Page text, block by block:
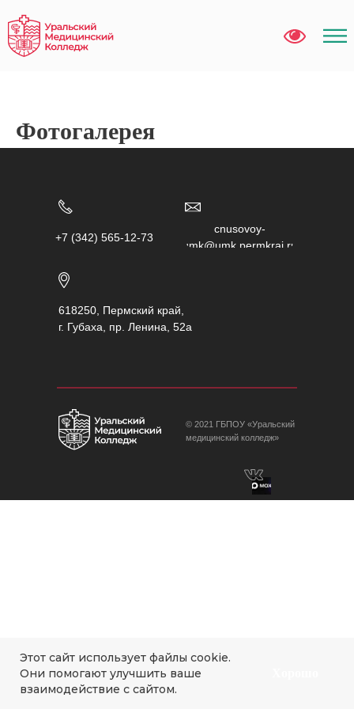
Фотогалерея
© 2021 ГБПОУ «Уральский
медицинский колледж»
+7 (342) 565-12-73
chusovoy-
umk@umk.permkrai.ru
618250, Пермский край,
г. Губаха, пр. Ленина, 52а
Этот сайт использует файлы cookie.
Они помогают улучшить ваше
взаимодействие с сайтом.